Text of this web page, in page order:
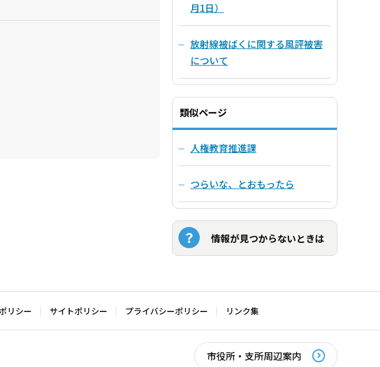
月1日）
放射線被ばくに関する風評被害
について
類似ページ
人権教育推進課
つらいな、とおもったら
情報が見つからないときは
リシー サイトポリシー プライバシーポリシー リンク集
市役所・支所周辺案内